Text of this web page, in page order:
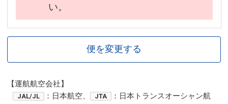
い。
便を変更する
【運航航空会社】
JAL/JL ：日本航空、 JTA
：日本トランスオーシャン航